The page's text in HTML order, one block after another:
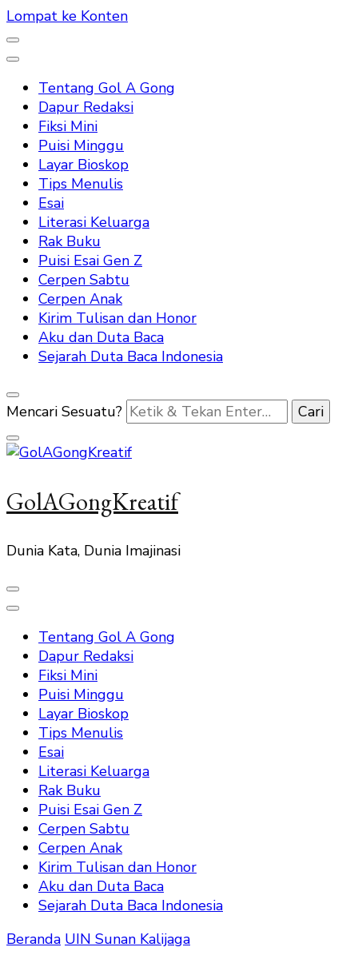
Lompat ke Konten
Tentang Gol A Gong
Dapur Redaksi
Fiksi Mini
Puisi Minggu
Layar Bioskop
Tips Menulis
Esai
Literasi Keluarga
Rak Buku
Puisi Esai Gen Z
Cerpen Sabtu
Cerpen Anak
Kirim Tulisan dan Honor
Aku dan Duta Baca
Sejarah Duta Baca Indonesia
Mencari Sesuatu?
GolAGongKreatif
Dunia Kata, Dunia Imajinasi
Tentang Gol A Gong
Dapur Redaksi
Fiksi Mini
Puisi Minggu
Layar Bioskop
Tips Menulis
Esai
Literasi Keluarga
Rak Buku
Puisi Esai Gen Z
Cerpen Sabtu
Cerpen Anak
Kirim Tulisan dan Honor
Aku dan Duta Baca
Sejarah Duta Baca Indonesia
Beranda UIN Sunan Kalijaga